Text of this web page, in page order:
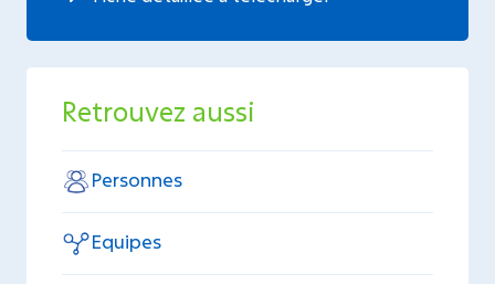
Retrouvez aussi
Personnes
Equipes